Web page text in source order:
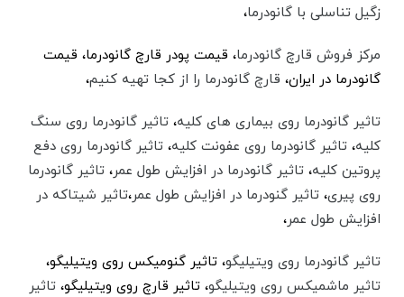
زگیل تناسلی با گانودرما،
مرکز فروش قارچ گانودرما،‌ قیمت پودر قارچ گانودرما،‌ قیمت
گانودرما در ایران،‌ قارچ گانودرما را از کجا تهیه کنیم،
تاثیر گانودرما روی بیماری های کلیه، تاثیر گانودرما روی سنگ
کلیه، تاثیر گانودرما روی عفونت کلیه،تاثیر گانودرما روی دفع
پروتین کلیه، تاثیر گانودرما در افزایش طول عمر، تاثیر گانودرما
روی پیری، تاثیر گنودرما در افزایش طول عمر،‌تاثیر شیتاکه در
افزایش طول عمر،
تاثیر گانودرما روی ویتیلیگو،‌‌ تاثیر گنومیکس روی ویتیلیگو،
تاثیر ماشمیکس روی ویتیلیگو، تاثیر قارچ روی ویتیلیگو،‌ تاثیر